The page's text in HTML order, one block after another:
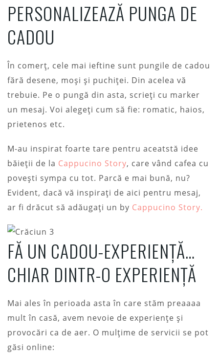
PERSONALIZEAZĂ PUNGA DE
CADOU
În comerț, cele mai ieftine sunt pungile de cadou
fără desene, moși și puchiței. Din acelea vă
trebuie. Pe o pungă din asta, scrieți cu marker
un mesaj. Voi alegeți cum să fie: romatic, haios,
prietenos etc.
M-au inspirat foarte tare pentru aceatstă idee
băieții de la Cappucino Story, care vând cafea cu
povești sympa cu tot. Parcă e mai bună, nu?
Evident, dacă vă inspirați de aici pentru mesaj,
ar fi drăcut să adăugați un by Cappucino Story.
FĂ UN CADOU-EXPERIENȚĂ…
CHIAR DINTR-O EXPERIENȚĂ
Mai ales în perioada asta în care stăm preaaaa
mult în casă, avem nevoie de experiențe și
provocări ca de aer. O mulțime de servicii se pot
găsi online: